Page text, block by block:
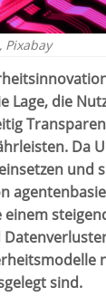
Pixabay
Lage, die
Da
und
sind.